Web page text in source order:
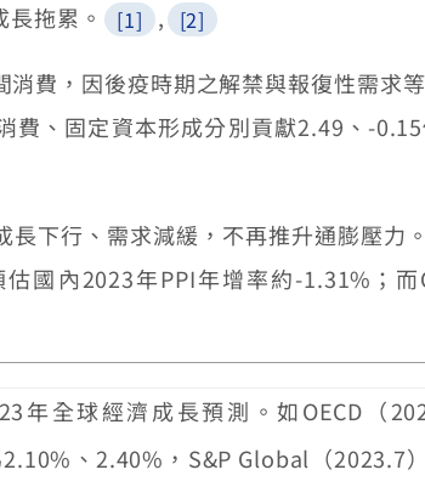
拖累。
[1] , [2]
費，因後疫時期之解禁與報復性需求
費、固定資本形成分別貢獻2.49 、 -0.15
下行、需求減緩，不再推升通膨壓力
國內2023年PPI年增率約-1.31% ；而
年全球經濟成長預測。如OECD（
、2.40%，S&P Global（2023.7